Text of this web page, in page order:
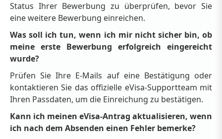
Status Ihrer Bewerbung zu überprüfen, bevor Sie
eine weitere Bewerbung einreichen.
Was soll ich tun, wenn ich mir nicht sicher bin, ob
meine erste Bewerbung erfolgreich eingereicht
wurde?
Prüfen Sie Ihre E-Mails auf eine Bestätigung oder
kontaktieren Sie das offizielle eVisa-Supportteam mit
Ihren Passdaten, um die Einreichung zu bestätigen.
Kann ich meinen eVisa-Antrag aktualisieren, wenn
ich nach dem Absenden einen Fehler bemerke?